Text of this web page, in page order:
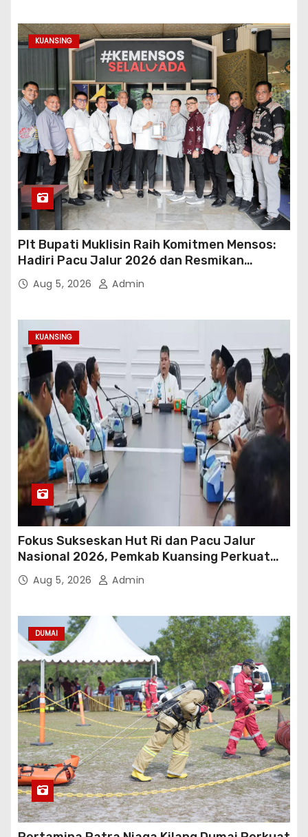
KUANSING
Plt Bupati Muklisin Raih Komitmen Mensos:
Hadiri Pacu Jalur 2026 dan Resmikan
Sekolah Rakyat Kuansing
Aug 5, 2026 Admin
KUANSING
Fokus Sukseskan Hut Ri dan Pacu Jalur
Nasional 2026, Pemkab Kuansing Perkuat
Sinergi Antarwilayah
Aug 5, 2026 Admin
DUMAI